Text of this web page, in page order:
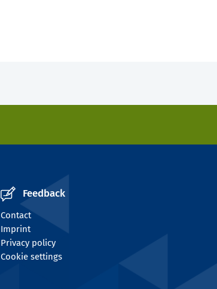
Feedback
Contact
Imprint
Privacy policy
Cookie settings